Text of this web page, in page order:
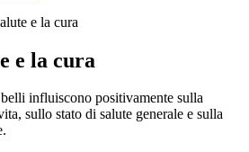
e la cura
influiscono positivamente sulla
sullo stato di salute generale e sulla